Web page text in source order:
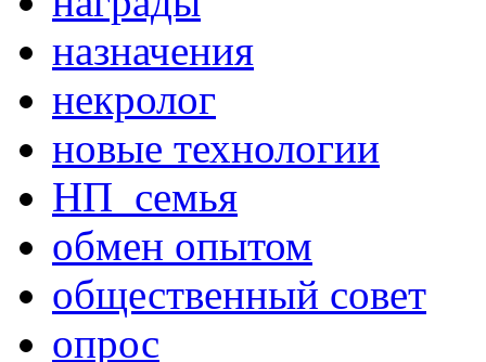
назначения
некролог
новые технологии
НП_семья
обмен опытом
общественный совет
опрос